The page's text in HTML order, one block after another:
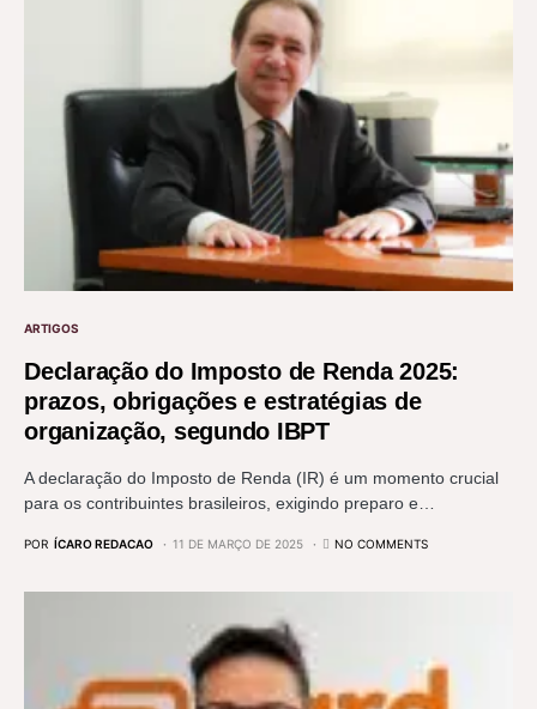
ARTIGOS
Declaração do Imposto de Renda 2025:
prazos, obrigações e estratégias de
organização, segundo IBPT
A declaração do Imposto de Renda (IR) é um momento crucial
para os contribuintes brasileiros, exigindo preparo e…
POR ÍCARO REDACAO 11 DE MARÇO DE 2025 NO COMMENTS